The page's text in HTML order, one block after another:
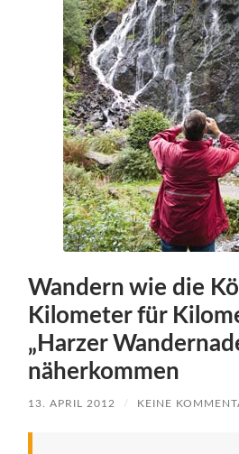
Wandern wie die
Kilometer für
„Harzer
näherkommen
13. APRIL 2012 / KEINE